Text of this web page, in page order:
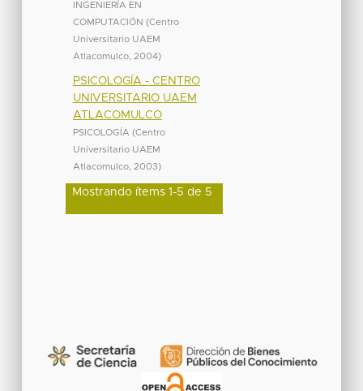
INGENIERÍA EN
COMPUTACIÓN (Centro
Universitario UAEM
Atlacomulco, 2004)
PSICOLOGÍA - CENTRO
UNIVERSITARIO UAEM
ATLACOMULCO
PSICOLOGÍA (Centro
Universitario UAEM
Atlacomulco, 2003)
Mostrando ítems 1-5 de 5